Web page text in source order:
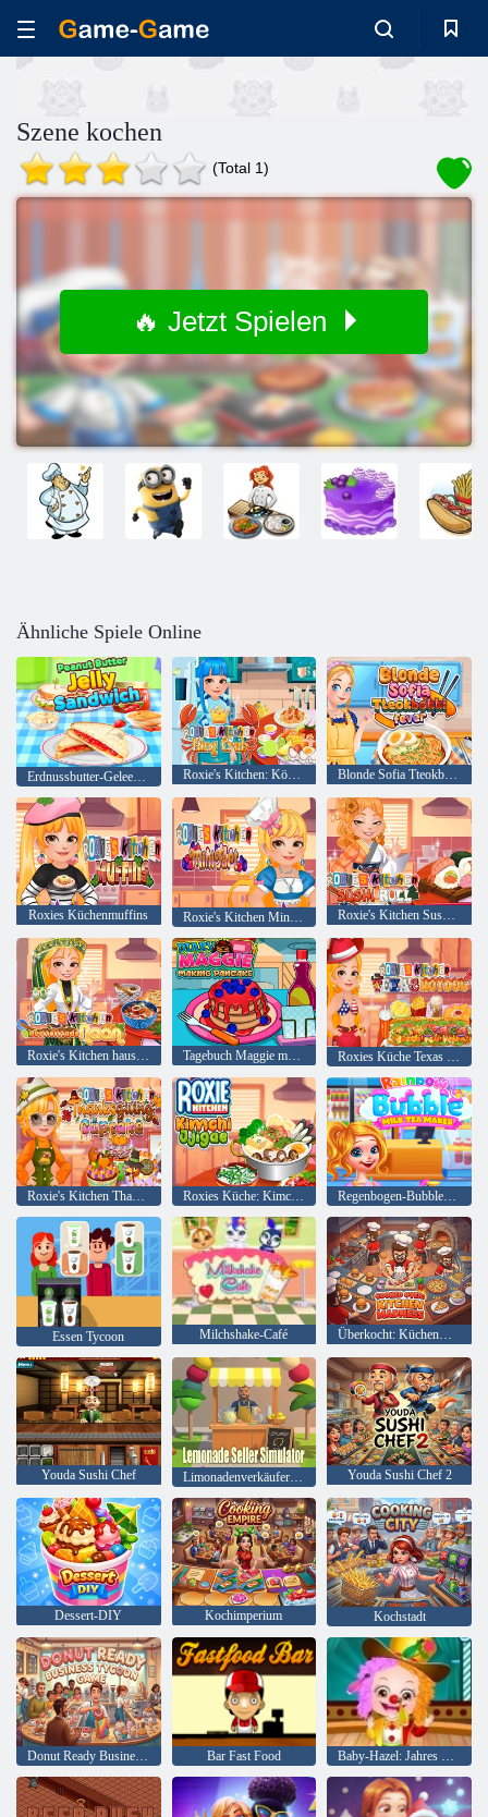
Szene kochen
(Total 1)
🔥 Jetzt Spielen
Ähnliche Spiele Online
Erdnussbutter-Gelee-Sandwich Roxie's Kitchen: Königskrabbe Blonde Sofia Tteokbokki-Fieber
Roxies Küchenmuffins Roxie's Kitchen Mini-Tarte Roxie's Kitchen Sushi-Rolle
Roxie's Kitchen hausgemachtes Naan Tagebuch Maggie macht Pfannkuchen Roxies Küche Texas Hotdog
Roxie's Kitchen Thanksgiving-Cupcake Roxies Küche: Kimchi Jjigae Regenbogen-Bubble-Milchteebereiter
Essen Tycoon Milchshake-Café Überkocht: Küchenwahnsinn
Youda Sushi Chef Limonadenverkäufer-Simulator Youda Sushi Chef 2
Dessert-DIY Kochimperium Kochstadt
Donut Ready Business Tycoon-Spiel Bar Fast Food Baby-Hazel: Jahres Tag in der Schule